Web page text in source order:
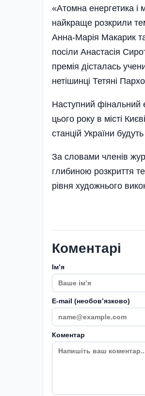
«Атомна енергетика і
найкраще розкрили
Анна-Марія Макарик
посіли Анастасія
премія дісталась
нетішин­ці Тетяні
Наступний фінальний
цього року в місті
станцій України
За словами членів
глибиною розкриття
рівня художнього
Коментарі
Імʼя
E-mail (необовʼязково)
Коментар